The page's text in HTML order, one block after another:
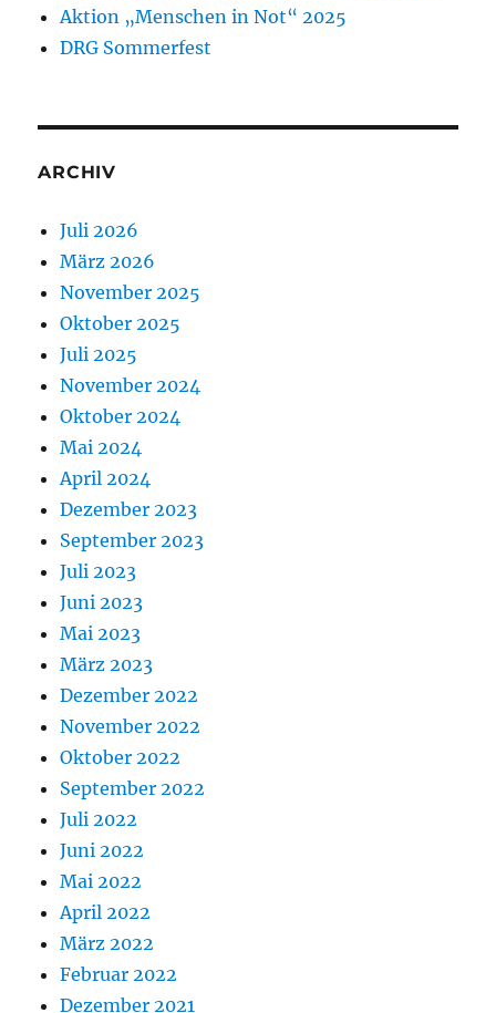
Aktion „Menschen in Not“ 2025
DRG Sommerfest
ARCHIV
Juli 2026
März 2026
November 2025
Oktober 2025
Juli 2025
November 2024
Oktober 2024
Mai 2024
April 2024
Dezember 2023
September 2023
Juli 2023
Juni 2023
Mai 2023
März 2023
Dezember 2022
November 2022
Oktober 2022
September 2022
Juli 2022
Juni 2022
Mai 2022
April 2022
März 2022
Februar 2022
Dezember 2021